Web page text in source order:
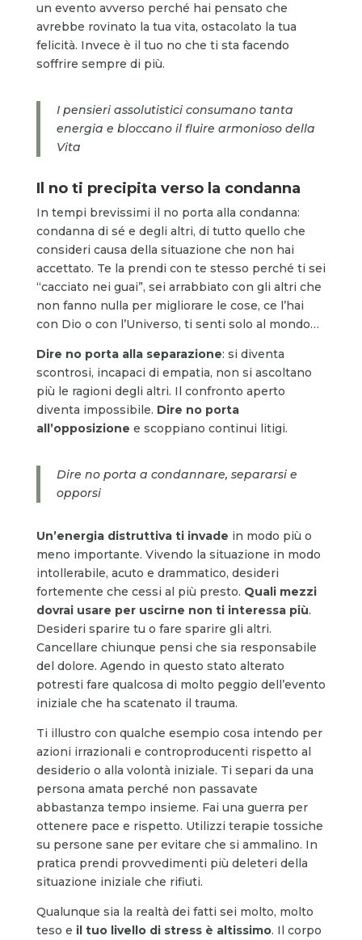
un evento avverso perché hai pensato che
avrebbe rovinato la tua vita, ostacolato la tua
felicità. Invece è il tuo no che ti sta facendo
soffrire sempre di più.
I pensieri assolutistici consumano tanta
energia e bloccano il fluire armonioso della
Vita
Il no ti precipita verso la condanna
In tempi brevissimi il no porta alla condanna:
condanna di sé e degli altri, di tutto quello che
consideri causa della situazione che non hai
accettato. Te la prendi con te stesso perché ti sei
“cacciato nei guai”, sei arrabbiato con gli altri che
non fanno nulla per migliorare le cose, ce l’hai
con Dio o con l’Universo, ti senti solo al mondo…
Dire no porta alla separazione: si diventa
scontrosi, incapaci di empatia, non si ascoltano
più le ragioni degli altri. Il confronto aperto
diventa impossibile. Dire no porta
all’opposizione e scoppiano continui litigi.
Dire no porta a condannare, separarsi e
opporsi
Un’energia distruttiva ti invade in modo più o
meno importante. Vivendo la situazione in modo
intollerabile, acuto e drammatico, desideri
fortemente che cessi al più presto. Quali mezzi
dovrai usare per uscirne non ti interessa più.
Desideri sparire tu o fare sparire gli altri.
Cancellare chiunque pensi che sia responsabile
del dolore. Agendo in questo stato alterato
potresti fare qualcosa di molto peggio dell’evento
iniziale che ha scatenato il trauma.
Ti illustro con qualche esempio cosa intendo per
azioni irrazionali e controproducenti rispetto al
desiderio o alla volontà iniziale. Ti separi da una
persona amata perché non passavate
abbastanza tempo insieme. Fai una guerra per
ottenere pace e rispetto. Utilizzi terapie tossiche
su persone sane per evitare che si ammalino. In
pratica prendi provvedimenti più deleteri della
situazione iniziale che rifiuti.
Qualunque sia la realtà dei fatti sei molto, molto
teso e il tuo livello di stress è altissimo. Il corpo